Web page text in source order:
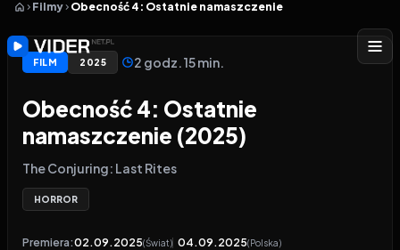
Filmy Obecność 4: Ostatnie namaszczenie
FILM 2025 2 godz. 15 min.
Obecność 4: Ostatnie
namaszczenie (2025)
The Conjuring: Last Rites
HORROR
Premiera:02.09.2025(Świat) 04.09.2025(Polska)